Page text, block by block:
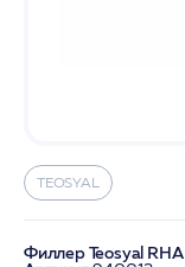
TEOSYAL
Филлер Teosyal